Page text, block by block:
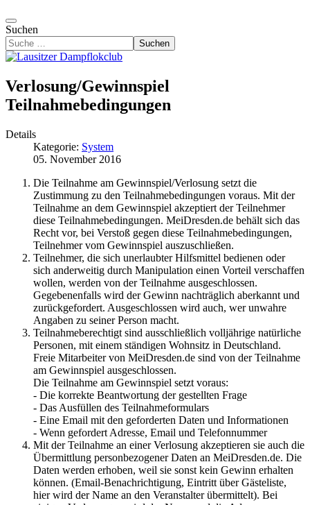
Suchen
Suchen
Verlosung/Gewinnspiel
Teilnahmebedingungen
Details
Kategorie: System
05. November 2016
Die Teilnahme am Gewinnspiel/Verlosung setzt die
Zustimmung zu den Teilnahmebedingungen voraus. Mit der
Teilnahme an dem Gewinnspiel akzeptiert der Teilnehmer
diese Teilnahmebedingungen. MeiDresden.de behält sich das
Recht vor, bei Verstoß gegen diese Teilnahmebedingungen,
Teilnehmer vom Gewinnspiel auszuschließen.
Teilnehmer, die sich unerlaubter Hilfsmittel bedienen oder
sich anderweitig durch Manipulation einen Vorteil verschaffen
wollen, werden von der Teilnahme ausgeschlossen.
Gegebenenfalls wird der Gewinn nachträglich aberkannt und
zurückgefordert. Ausgeschlossen wird auch, wer unwahre
Angaben zu seiner Person macht.
Teilnahmeberechtigt sind ausschließlich volljährige natürliche
Personen, mit einem ständigen Wohnsitz in Deutschland.
Freie Mitarbeiter von MeiDresden.de sind von der Teilnahme
am Gewinnspiel ausgeschlossen.
Die Teilnahme am Gewinnspiel setzt voraus:
- Die korrekte Beantwortung der gestellten Frage
- Das Ausfüllen des Teilnahmeformulars
- Eine Email mit den geforderten Daten und Informationen
- Wenn gefordert Adresse, Email und Telefonnummer
Mit der Teilnahme an einer Verlosung akzeptieren sie auch die
Übermittlung personbezogener Daten an MeiDresden.de. Die
Daten werden erhoben, weil sie sonst kein Gewinn erhalten
können. (Email-Benachrichtigung, Eintritt über Gästeliste,
hier wird der Name an den Veranstalter übermittelt). Bei